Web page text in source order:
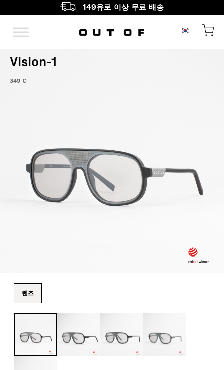
149유로 이상 무료 배송
메인 내비게이션
Vision-1
349 €
렌즈